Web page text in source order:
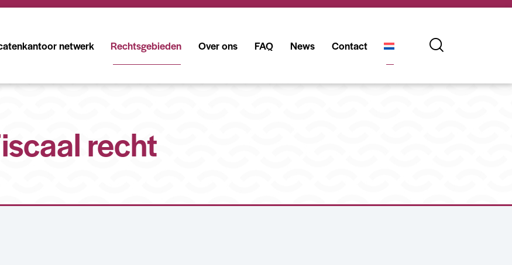
netwerk Rechtsgebieden Over ons FAQ News Contact
recht